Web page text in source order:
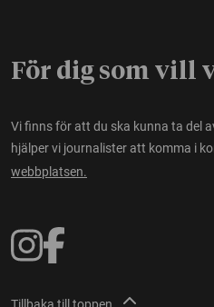
För dig som vill
Vi finns för att du ska kunna ta del
hjälper vi journalister att komma i
webbplatsen.